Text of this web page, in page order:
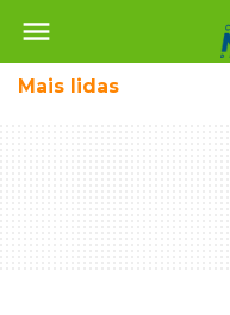
menu
Mais lidas